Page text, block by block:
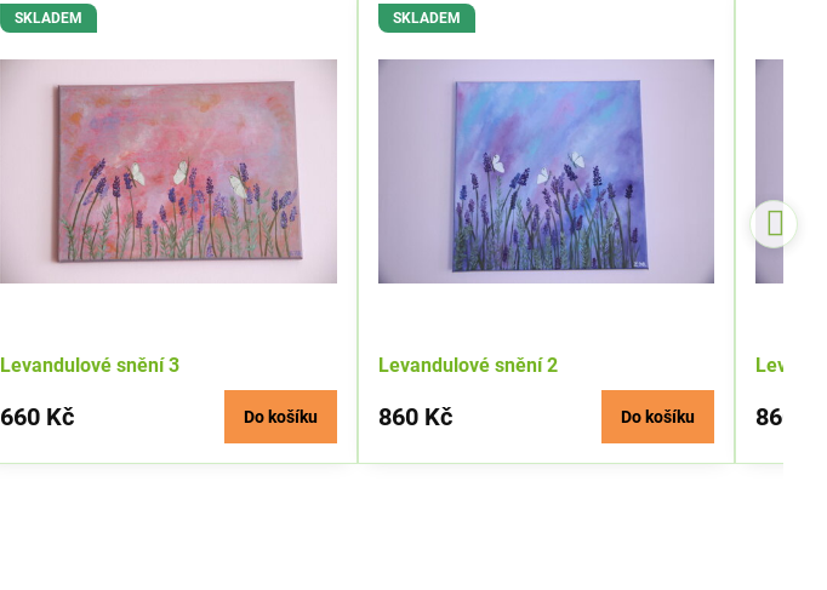
SKLADEM
Levandulové snění 3
660 Kč Do košíku
SKLADEM
Levandulové snění 2
860 Kč Do košíku 860